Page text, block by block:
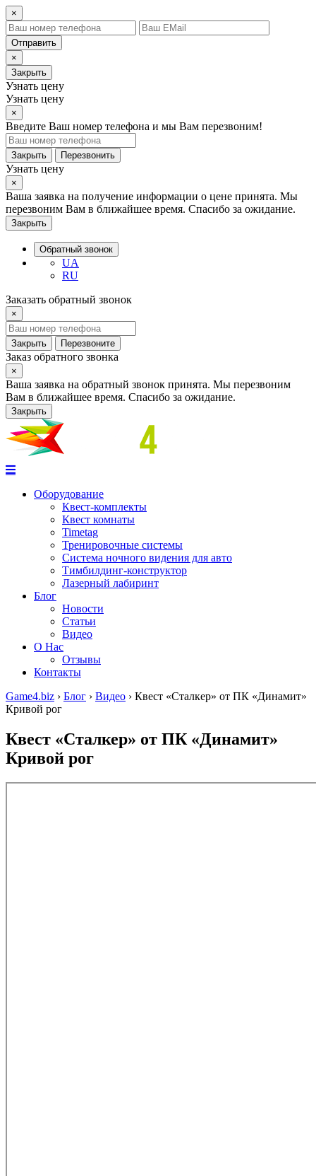
×
Отправить
×
Закрыть
Узнать цену
Узнать цену
×
Введите Ваш номер телефона и мы Вам перезвоним!
Закрыть Перезвонить
Узнать цену
×
Ваша заявка на получение информации о цене принята. Мы
перезвоним Вам в ближайшее время. Спасибо за ожидание.
Закрыть
Обратный звонок
UA
RU
Заказать обратный звонок
×
Закрыть Перезвоните
Заказ обратного звонка
×
Ваша заявка на обратный звонок принята. Мы перезвоним
Вам в ближайшее время. Спасибо за ожидание.
Закрыть
Оборудование
Квест-комплекты
Квест комнаты
Timetag
Тренировочные системы
Cистема ночного видения для авто
Тимбилдинг-конструктор
Лазерный лабиринт
Блог
Новости
Статьи
Видео
О Нас
Отзывы
Контакты
Game4.biz › Блог › Видео › Квест «Сталкер» от ПК «Динамит»
Кривой рог
Квест «Сталкер» от ПК «Динамит»
Кривой рог